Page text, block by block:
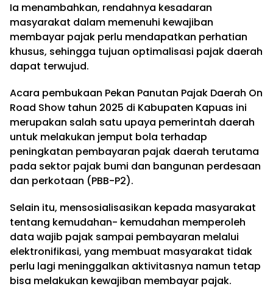
Ia menambahkan, rendahnya kesadaran
masyarakat dalam memenuhi kewajiban
membayar pajak perlu mendapatkan perhatian
khusus, sehingga tujuan optimalisasi pajak daerah
dapat terwujud.
Acara pembukaan Pekan Panutan Pajak Daerah On
Road Show tahun 2025 di Kabupaten Kapuas ini
merupakan salah satu upaya pemerintah daerah
untuk melakukan jemput bola terhadap
peningkatan pembayaran pajak daerah terutama
pada sektor pajak bumi dan bangunan perdesaan
dan perkotaan (PBB-P2).
Selain itu, mensosialisasikan kepada masyarakat
tentang kemudahan- kemudahan memperoleh
data wajib pajak sampai pembayaran melalui
elektronifikasi, yang membuat masyarakat tidak
perlu lagi meninggalkan aktivitasnya namun tetap
bisa melakukan kewajiban membayar pajak.